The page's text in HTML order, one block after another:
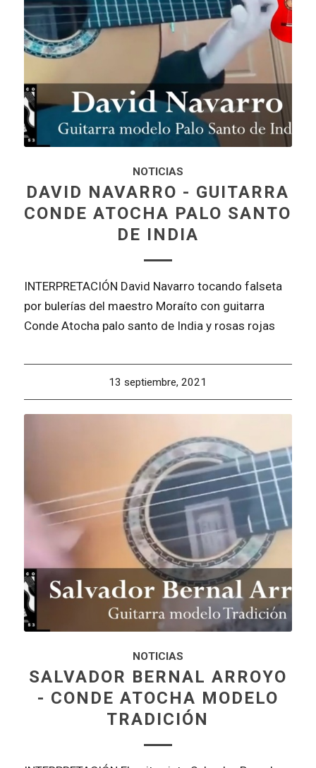
NOTICIAS
DAVID NAVARRO - GUITARRA
CONDE ATOCHA PALO SANTO
DE INDIA
INTERPRETACIÓN David Navarro tocando falseta
por bulerías del maestro Moraíto con guitarra
Conde Atocha palo santo de India y rosas rojas
13 septiembre, 2021
NOTICIAS
SALVADOR BERNAL ARROYO
- CONDE ATOCHA MODELO
TRADICIÓN